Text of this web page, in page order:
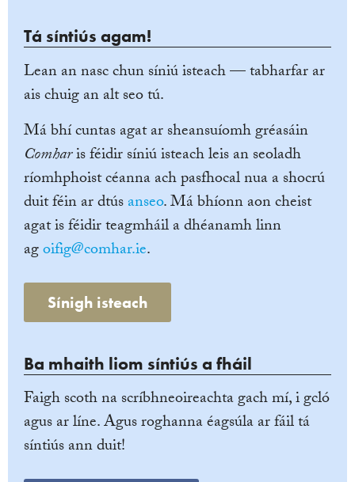
Tá síntiús agam!
Lean an nasc chun síniú isteach — tabharfar ar
ais chuig an alt seo tú.
Má bhí cuntas agat ar sheansuíomh gréasáin
Comharis féidir síniú isteach leis an seoladh
ríomhphoist céanna ach pasfhocal nua a shocrú
duit féin ar dtúsanseo. Má bhíonn aon cheist
agat is féidir teagmháil a dhéanamh linn
agoifig@comhar.ie.
Sínigh isteach
Ba mhaith liom síntiús a fháil
Faigh scoth na scríbhneoireachta gach mí, i gcló
agus ar líne. Agus roghanna éagsúla ar fáil tá
síntiús ann duit!